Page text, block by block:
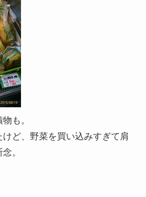
も。
ど、野菜を買い込みすぎて肩
。